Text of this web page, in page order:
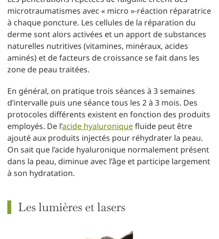
microtraumatismes avec « micro »-réaction réparatrice
à chaque poncture. Les cellules de la réparation du
derme sont alors activées et un apport de substances
naturelles nutritives (vitamines, minéraux, acides
aminés) et de facteurs de croissance se fait dans les
zone de peau traitées.
En général, on pratique trois séances à 3 semaines
d’intervalle puis une séance tous les 2 à 3 mois. Des
protocoles différents existent en fonction des produits
employés. De l’acide hyaluroniquefluide peut être
ajouté aux produits injectés pour réhydrater la peau.
On sait que l’acide hyaluronique normalement présent
dans la peau, diminue avec l’âge et participe largement
à son hydratation.
Les lumières et lasers